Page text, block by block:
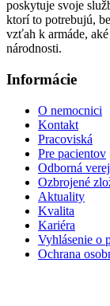
poskytuje svoje
ktorí to potrebujú,
vzťah k armáde,
národnosti.
Informácie
O nemocnici
Kontakt
Pracoviská
Pre pacientov
Odborná
Ozbrojené
Aktuality
Kvalita
Kariéra
Vyhlásenie o
Ochrana